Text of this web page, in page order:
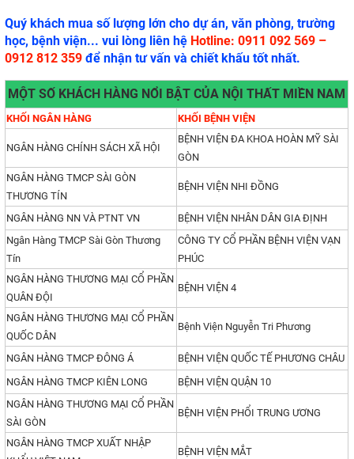
Quý khách mua số lượng lớn cho dự án, văn phòng, trường
học, bệnh viện... vui lòng liên hệ Hotline: 0911 092 569 –
0912 812 359 để nhận tư vấn và chiết khấu tốt nhất.
MỘT SỐ KHÁCH HÀNG NỔI BẬT CỦA NỘI THẤT MIỀN NAM
KHỐI NGÂN HÀNG KHỐI BỆNH VIỆN
NGÂN HÀNG CHÍNH SÁCH XÃ HỘI
BỆNH VIỆN ĐA KHOA HOÀN MỸ SÀI
GÒN
NGÂN HÀNG TMCP SÀI GÒN
THƯƠNG TÍN
BỆNH VIỆN NHI ĐỒNG
NGÂN HÀNG NN VÀ PTNT VN
BỆNH VIỆN NHÂN DÂN GIA ĐỊNH
Ngân Hàng TMCP Sài Gòn Thương
Tín
CÔNG TY CỔ PHẦN BỆNH VIỆN VẠN
PHÚC
NGÂN HÀNG THƯƠNG MẠI CỔ PHẦN
QUÂN ĐỘI
BỆNH VIỆN 4
NGÂN HÀNG THƯƠNG MẠI CỔ PHẦN
QUỐC DÂN
Bệnh Viện Nguyễn Tri Phương
NGÂN HÀNG TMCP ĐÔNG Á
BỆNH VIỆN QUỐC TẾ PHƯƠNG CHÂU
NGÂN HÀNG TMCP KIÊN LONG
BỆNH VIỆN QUẬN 10
NGÂN HÀNG THƯƠNG MẠI CỔ PHẦN
SÀI GÒN
BỆNH VIỆN PHỔI TRUNG ƯƠNG
NGÂN HÀNG TMCP XUẤT NHẬP
BỆNH VIỆN MẮT